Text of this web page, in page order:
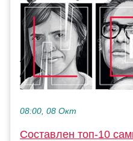
08:00, 08 Окт
Составлен топ-10